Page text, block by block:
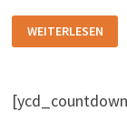
ZUG,
DER
HAT
KEINE
WEITERLESEN